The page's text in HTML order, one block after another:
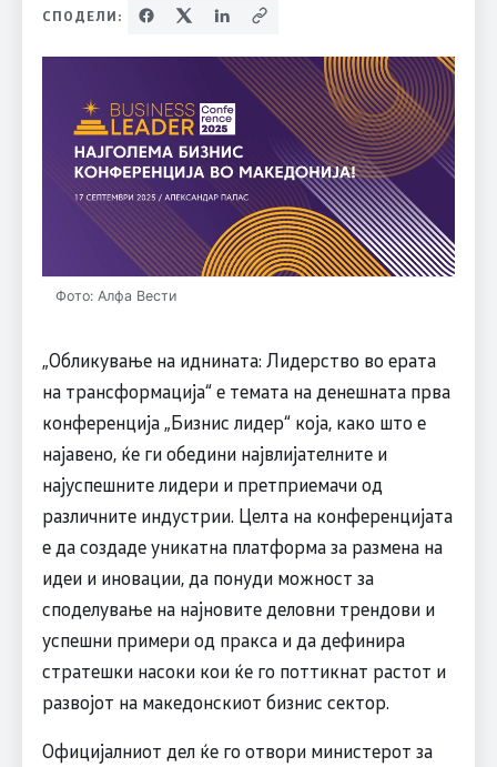
СПОДЕЛИ:
Фото: Алфа Вести
„Обликување на иднината: Лидерство во ерата
на трансформација“ е темата на денешната прва
конференција „Бизнис лидер“ која, како што е
најавено, ќе ги обедини највлијателните и
најуспешните лидери и претприемачи од
различните индустрии. Целта на конференцијата
е да создаде уникатна платформа за размена на
идеи и иновации, да понуди можност за
споделување на најновите деловни трендови и
успешни примери од пракса и да дефинира
стратешки насоки кои ќе го поттикнат растот и
развојот на македонскиот бизнис сектор.
Официјалниот дел ќе го отвори министерот за